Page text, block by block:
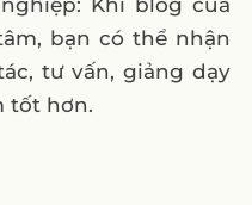
bạn có thể nhận
tư vấn, giảng dạy
tốt hơn.